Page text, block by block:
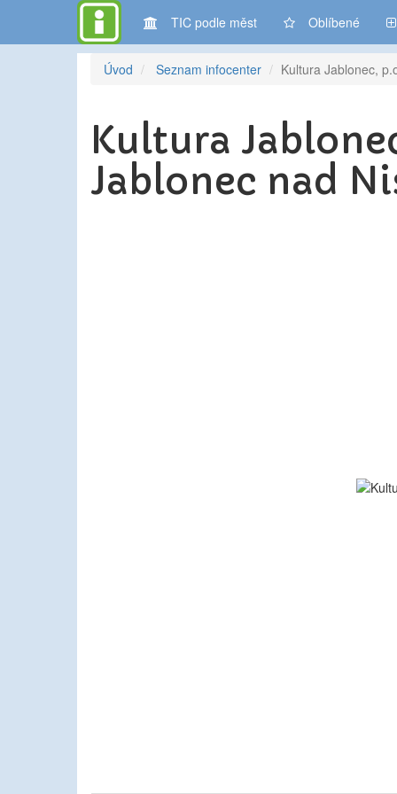
TIC podle měst Oblíbené
Úvod Seznam infocenter Kultura Jablonec,
Kultura
Jablonec nad